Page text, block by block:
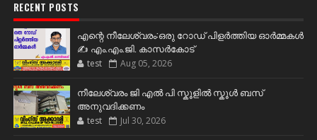
RECENT POSTS
എന്റെ നീലേശ്വരം:ഒരു റോഡ് പിളർത്തിയ ഓർമ്മകൾ
✍️ എം.എം.ജി. കാസർകോട്
test Aug 05, 2026
നീലേശ്വരം ജി എൽ പി സ്കൂളിൽ സ്കൂൾ ബസ്
അനുവദിക്കണം
test Jul 30, 2026